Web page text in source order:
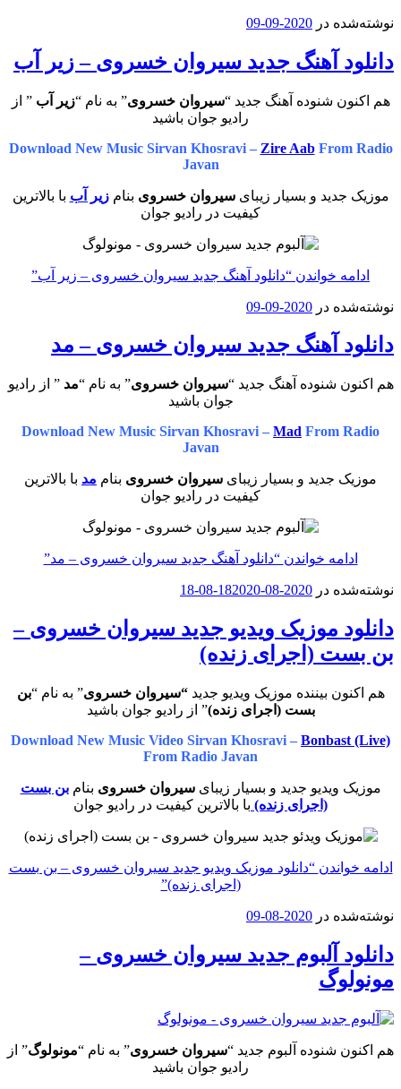
نوشته‌شده در 2020-09-09
دانلود آهنگ جدید سیروان خسروی – زیر آب
هم اکنون شنوده آهنگ جدید “سیروان خسروی” به نام “زیر آب ” از
رادیو جوان باشید
Download New Music Sirvan Khosravi – Zire AabFrom Radio
Javan
موزیک جدید و بسیار زیبایسیروان خسروی بنام زیر آب با بالاترین
کیفیت در رادیو جوان
ادامه خواندن “دانلود آهنگ جدید سیروان خسروی – زیر آب”
نوشته‌شده در 2020-09-09
دانلود آهنگ جدید سیروان خسروی – مد
هم اکنون شنوده آهنگ جدید “سیروان خسروی” به نام “مد ” از رادیو
جوان باشید
Download New Music Sirvan Khosravi – Mad From Radio
Javan
موزیک جدید و بسیار زیبای سیروان خسروی بنام مد با بالاترین
کیفیت در رادیو جوان
ادامه خواندن “دانلود آهنگ جدید سیروان خسروی – مد”
نوشته‌شده در 2020-08-18
2020-08-18
دانلود موزیک ویدیو جدید سیروان خسروی –
بن بست (اجرای زنده)
هم اکنون بیننده موزیک ویدیو جدید“سیروان خسروی” به نام “بن
بست (اجرای زنده)” از رادیو جوان باشید
Download New Music Video Sirvan Khosravi – Bonbast (Live)
From Radio Javan
موزیک ویدیو جدید و بسیار زیبای سیروان خسروی بنامبن بست
(اجرای زنده) با بالاترین کیفیت در رادیو جوان
ادامه خواندن “دانلود موزیک ویدیو جدید سیروان خسروی – بن بست
(اجرای زنده)”
نوشته‌شده در 2020-08-09
دانلود آلبوم جدید سیروان خسروی –
مونولوگ
هم اکنون شنوده آلبوم جدید “سیروان خسروی” به نام “مونولوگ” از
رادیو جوان باشید